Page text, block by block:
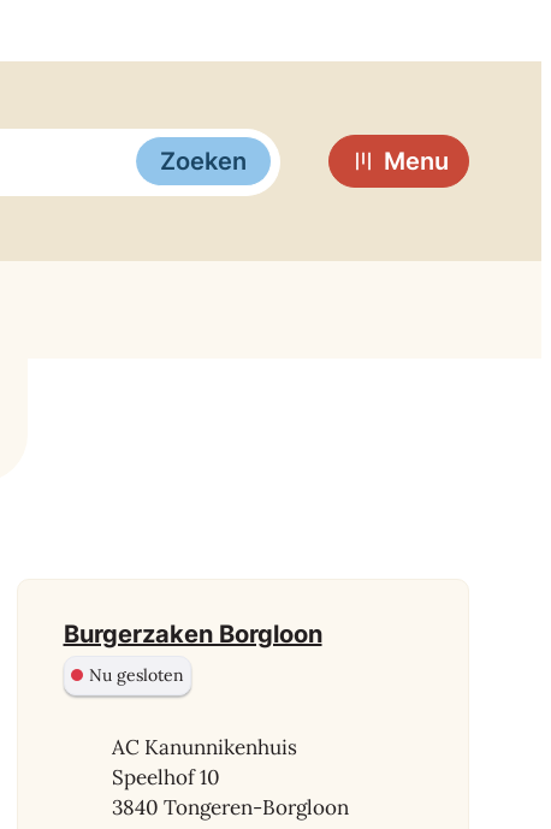
Zoeken Menu
Contact
Burgerzaken Borgloon
Nu gesloten
AdresAC Kanunnikenhuis
Speelhof 10
,3840 Tongeren-Borgloon